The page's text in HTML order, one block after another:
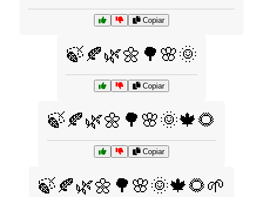
Copiar
🍃🍂🌿🌼🌳🌸🌞
Copiar
🍃🍂🌿🌼🌳🌸🌞🍁🌻
Copiar
🍃🍂🌿🌼🌳🌸🌞🍁🌻🌱